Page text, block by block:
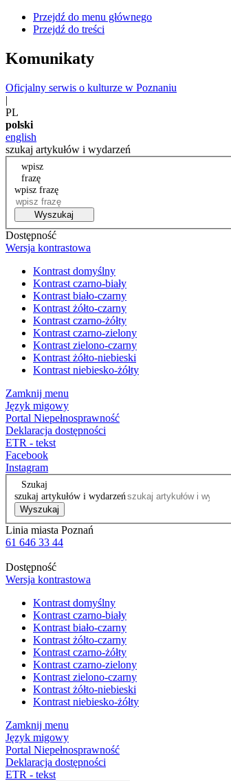
Przejdź do menu głównego
Przejdź do treści
Komunikaty
Oficjalny serwis o kulturze w Poznaniu
|
PL
polski
english
szukaj artykułów i wydarzeń
wpisz
frazę
wpisz frazę
Wyszukaj
Dostępność
Wersja kontrastowa
Kontrast domyślny
Kontrast czarno-biały
Kontrast biało-czarny
Kontrast żółto-czarny
Kontrast czarno-żółty
Kontrast czarno-zielony
Kontrast zielono-czarny
Kontrast żółto-niebieski
Kontrast niebiesko-żółty
Zamknij menu
Język migowy
Portal Niepełnosprawność
Deklaracja dostępności
ETR - tekst
Facebook
Instagram
Szukaj
szukaj artykułów i wydarzeń
Wyszukaj
Linia miasta Poznań
61 646 33 44
Dostępność
Wersja kontrastowa
Kontrast domyślny
Kontrast czarno-biały
Kontrast biało-czarny
Kontrast żółto-czarny
Kontrast czarno-żółty
Kontrast czarno-zielony
Kontrast zielono-czarny
Kontrast żółto-niebieski
Kontrast niebiesko-żółty
Zamknij menu
Język migowy
Portal Niepełnosprawność
Deklaracja dostępności
ETR - tekst